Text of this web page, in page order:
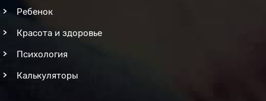
Ребенок
Красота и здоровье
Психология
Калькуляторы